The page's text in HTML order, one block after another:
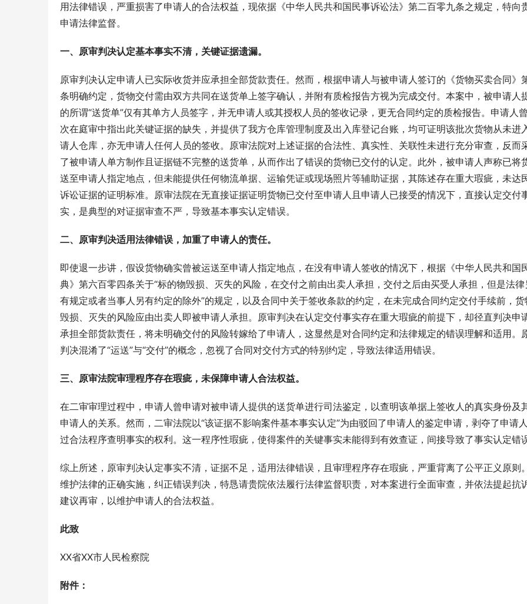
用法律错误，严重损害了申请人的合法权益，现依据《中华人民共和国民事诉讼法》第二百零九条之规定，特向
申请法律监督。
一、原审判决认定基本事实不清，关键证据遗漏。
原审判决认定申请人已实际收货并应承担全部货款责任。然而，根据申请人与被申请人签订的《货物买卖合同》
条明确约定，货物交付需由双方共同在送货单上签字确认，并附有质检报告方视为完成交付。本案中，被申请人
的所谓“送货单”仅有其单方人员签字，并无申请人或其授权人员的签收记录，更无合同约定的质检报告。申请人
次在庭审中指出此关键证据的缺失，并提供了我方仓库管理制度及出入库登记台账，均可证明该批次货物从未进
请人仓库，亦无申请人任何人员的签收。原审法院对上述证据的合法性、真实性、关联性未进行充分审查，反而
了被申请人单方制作且证据链不完整的送货单，从而作出了错误的货物已交付的认定。此外，被申请人声称已将
送至申请人指定地点，但未能提供任何物流单据、运输凭证或现场照片等辅助证据，其陈述存在重大瑕疵，未达
诉讼证据的证明标准。原审法院在无直接证据证明货物已交付至申请人且申请人已接受的情况下，直接认定交付
实，是典型的对证据审查不严，导致基本事实认定错误。
二、原审判决适用法律错误，加重了申请人的责任。
即使退一步讲，假设货物确实曾被运送至申请人指定地点，在没有申请人签收的情况下，根据《中华人民共和国
典》第六百零四条关于“标的物毁损、灭失的风险，在交付之前由出卖人承担，交付之后由买受人承担，但是法律
有规定或者当事人另有约定的除外”的规定，以及合同中关于签收条款的约定，在未完成合同约定交付手续前，货
毁损、灭失的风险应由出卖人即被申请人承担。原审判决在认定交付事实存在重大瑕疵的前提下，却径直判决申
承担全部货款责任，将未明确交付的风险转嫁给了申请人，这显然是对合同约定和法律规定的错误理解和适用。
判决混淆了“运送”与“交付”的概念，忽视了合同对交付方式的特别约定，导致法律适用错误。
三、原审法院审理程序存在瑕疵，未保障申请人合法权益。
在二审审理过程中，申请人曾申请对被申请人提供的送货单进行司法鉴定，以查明该单据上签收人的真实身份及
申请人的关系。然而，二审法院以“该证据不影响案件基本事实认定”为由驳回了申请人的鉴定申请，剥夺了申请
过合法程序查明事实的权利。这一程序性瑕疵，使得案件的关键事实未能得到有效查证，间接导致了事实认定错
综上所述，原审判决认定事实不清，证据不足，适用法律错误，且审理程序存在瑕疵，严重背离了公平正义原则
维护法律的正确实施，纠正错误判决，特恳请贵院依法履行法律监督职责，对本案进行全面审查，并依法提起抗
建议再审，以维护申请人的合法权益。
此致
XX省XX市人民检察院
附件：